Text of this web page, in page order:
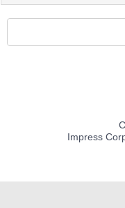
Impress